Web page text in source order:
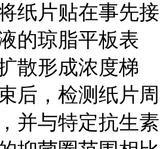
纸片贴在事先接
的琼脂平板表
散形成浓度梯
后，检测纸片周
并与特定抗生素